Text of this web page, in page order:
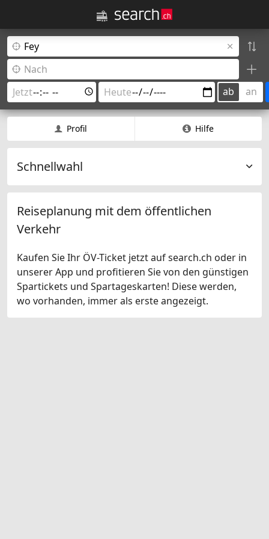
ab an
Profil Hilfe
Schnellwahl
Reiseplanung mit dem öffentlichen
Verkehr
Kaufen Sie Ihr ÖV-Ticket jetzt auf search.ch oder in
unserer App und profitieren Sie von den günstigen
Spartickets und Spartageskarten! Diese werden,
wo vorhanden, immer als erste angezeigt.